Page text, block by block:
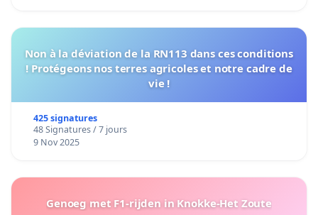
Non à la déviation de la RN113 dans ces conditions
! Protégeons nos terres agricoles et notre cadre de
vie !
425 signatures
48 Signatures / 7 jours
9 Nov 2025
Genoeg met F1-rijden in Knokke-Het Zoute